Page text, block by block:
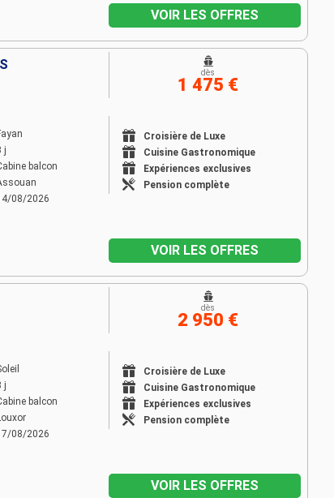
VOIR LES OFFRES
j
balcon
08/2026
Croisière de Luxe
Cuisine Gastronomique
Expériences exclusives
Pension complète
dès
1 475 €
VOIR LES OFFRES
j
balcon
08/2026
Croisière de Luxe
Cuisine Gastronomique
Expériences exclusives
Pension complète
dès
2 950 €
VOIR LES OFFRES